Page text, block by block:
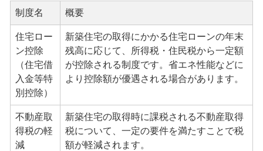
制度名 概要
住宅ロー
ン控除
（住宅借
入金等特
別控除）
新築住宅の取得にかかる住宅ローンの年末
残高に応じて、所得税・住民税から一定額
が控除される制度です。省エネ性能などに
より控除額が優遇される場合があります。
不動産取
得税の軽
減
新築住宅の取得時に課税される不動産取得
税について、一定の要件を満たすことで税
額が軽減されます。